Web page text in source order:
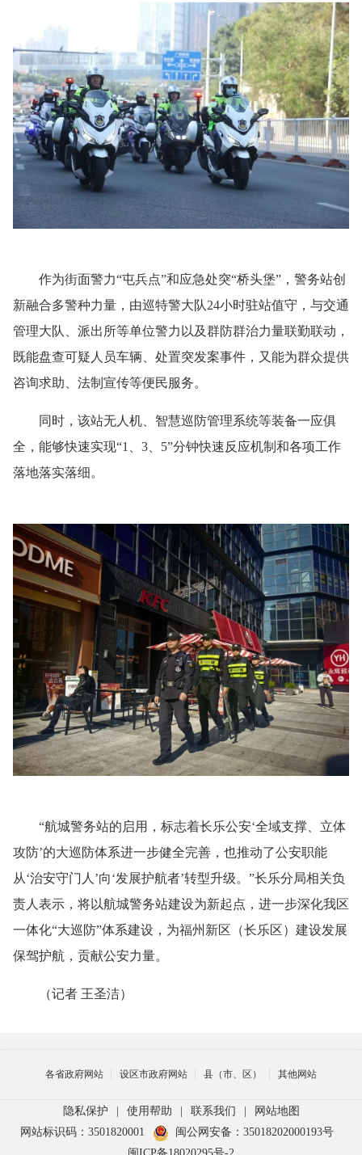
作为街面警力“屯兵点”和应急处突“桥头堡”，警务站创
新融合多警种力量，由巡特警大队24小时驻站值守，与交通
管理大队、派出所等单位警力以及群防群治力量联勤联动，
既能盘查可疑人员车辆、处置突发案事件，又能为群众提供
咨询求助、法制宣传等便民服务。
同时，该站无人机、智慧巡防管理系统等装备一应俱
全，能够快速实现“1、3、5”分钟快速反应机制和各项工作
落地落实落细。
“航城警务站的启用，标志着长乐公安‘全域支撑、立体
攻防’的大巡防体系进一步健全完善，也推动了公安职能
从‘治安守门人’向‘发展护航者’转型升级。”长乐分局相关负
责人表示，将以航城警务站建设为新起点，进一步深化我区
一体化“大巡防”体系建设，为福州新区（长乐区）建设发展
保驾护航，贡献公安力量。
（记者 王圣洁）
各省政府网站 设区市政府网站 县（市、区） 其他网站
隐私保护 使用帮助 联系我们
网站地图
网站标识码：3501820001
闽公网安备：35018202000193号